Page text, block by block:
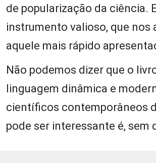
de popularização da ciência.
instrumento valioso, que nos
aquele mais rápido
Não podemos dizer que o
linguagem dinâmica e
científicos contemporâneos
pode ser interessante é, sem